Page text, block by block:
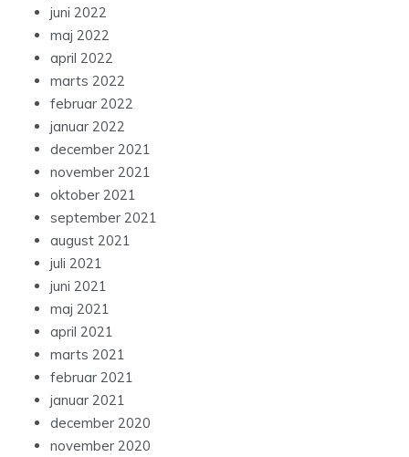
juni 2022
maj 2022
april 2022
marts 2022
februar 2022
januar 2022
december 2021
november 2021
oktober 2021
september 2021
august 2021
juli 2021
juni 2021
maj 2021
april 2021
marts 2021
februar 2021
januar 2021
december 2020
november 2020